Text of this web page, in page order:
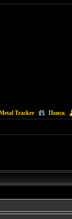
Tracker Поиск